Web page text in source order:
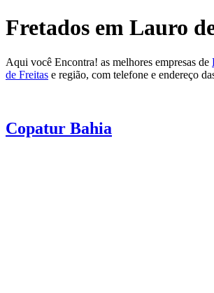
Fretados em Lauro
Aqui você Encontra! as melhores empresas de
de Freitas e região, com telefone e endereço
Copatur Bahia